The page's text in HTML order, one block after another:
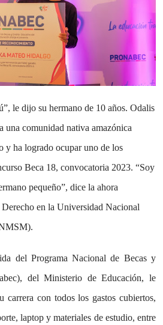
le dijo su hermano de 10 años. Odalis
una comunidad nativa amazónica
y ha logrado ocupar uno de los
Beca 18, convocatoria 2023. “Soy
pequeño”, dice la ahora
Derecho en la Universidad Nacional
del Programa Nacional de Becas y
del Ministerio de Educación, le
carrera con todos los gastos cubiertos,
laptop y materiales de estudio, entre